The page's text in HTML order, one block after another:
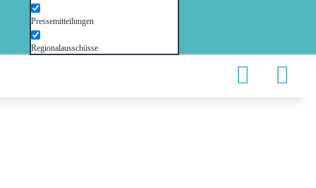
Pressemitteilungen
Regionalausschüsse